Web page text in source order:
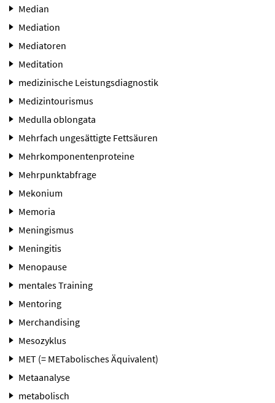
Median
Mediation
Mediatoren
Meditation
medizinische Leistungsdiagnostik
Medizintourismus
Medulla oblongata
Mehrfach ungesättigte Fettsäuren
Mehrkomponentenproteine
Mehrpunktabfrage
Mekonium
Memoria
Meningismus
Meningitis
Menopause
mentales Training
Mentoring
Merchandising
Mesozyklus
MET (= METabolisches Äquivalent)
Metaanalyse
metabolisch